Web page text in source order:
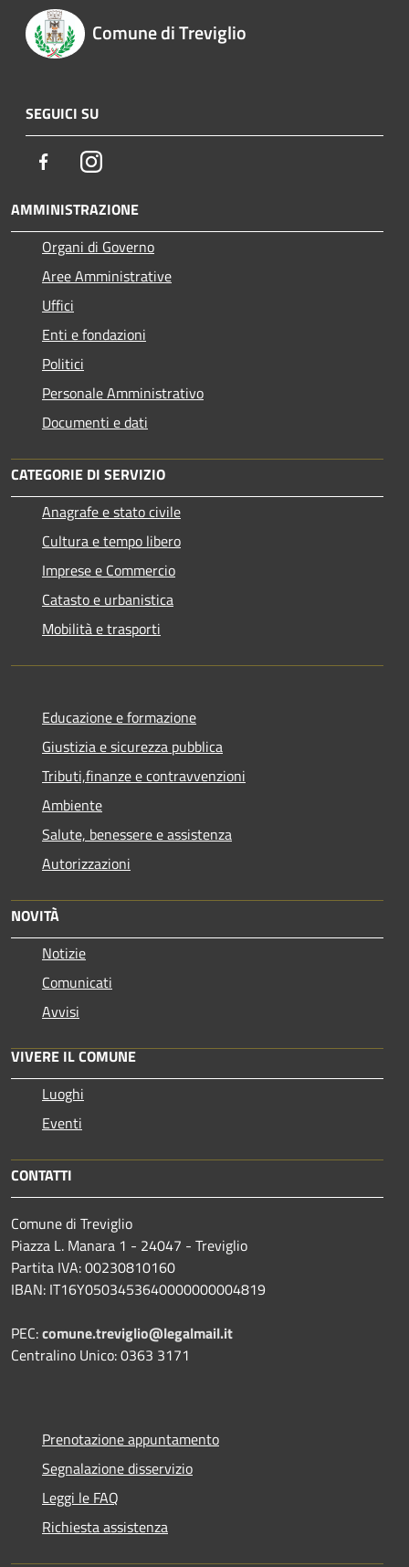
Comune di Treviglio
SEGUICI SU
FacebookInstagram
AMMINISTRAZIONE
Organi di Governo
Aree Amministrative
Uffici
Enti e fondazioni
Politici
Personale Amministrativo
Documenti e dati
CATEGORIE DI SERVIZIO
Anagrafe e stato civile
Cultura e tempo libero
Imprese e Commercio
Catasto e urbanistica
Mobilità e trasporti
Educazione e formazione
Giustizia e sicurezza pubblica
Tributi,finanze e contravvenzioni
Ambiente
Salute, benessere e assistenza
Autorizzazioni
NOVITÀ
Notizie
Comunicati
Avvisi
VIVERE IL COMUNE
Luoghi
Eventi
CONTATTI
Comune di Treviglio
Piazza L. Manara 1 - 24047 - Treviglio
Partita IVA: 00230810160
IBAN: IT16Y0503453640000000004819
PEC:comune.treviglio@legalmail.it
Centralino Unico: 0363 3171
Prenotazione appuntamento
Segnalazione disservizio
Leggi le FAQ
Richiesta assistenza